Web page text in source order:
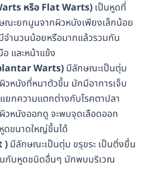
หรือ Flat Warts)เป็นหูดที่
ณะยกนูนจากผิวหนังเพียงเล็กน้อย
ำนวนน้อยหรือมากแล้วรวมกัน
และหน้าแข้ง
Warts)มีลักษณะเป็นตุ่ม
หนังที่หนาตัวขึ้น มักมีอาการเจ็บ
ยกความแตกต่างกับโรคตาปลา
วหนังออกดู จะพบจุดเลือดออก
ดขนาดใหญ่ขึ้นได้
)มีลักษณะเป็นตุ่ม ขรุขระ เป็นติ่งยื่น
กับหูดชนิดอื่นๆ มักพบบริเวณ